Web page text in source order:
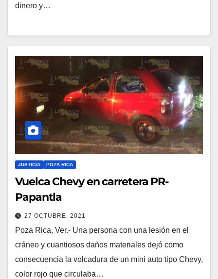
dinero y…
JUSTICIA POZA RICA
Vuelca Chevy en carretera PR-
Papantla
27 OCTUBRE, 2021
Poza Rica, Ver.- Una persona con una lesión en el
cráneo y cuantiosos daños materiales dejó como
consecuencia la volcadura de un mini auto tipo Chevy,
color rojo que circulaba…